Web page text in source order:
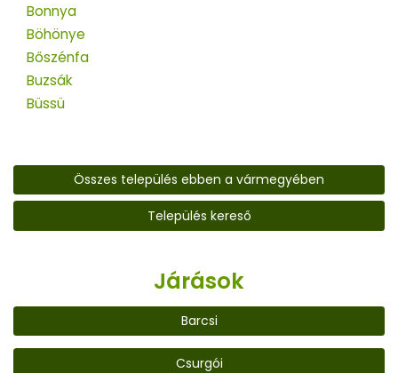
Bonnya
Böhönye
Bőszénfa
Buzsák
Büssü
Összes település ebben a vármegyében
Település kereső
Járások
Barcsi
Csurgói